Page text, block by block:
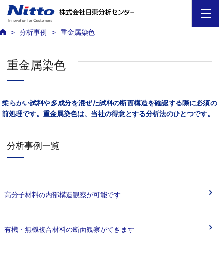
分析事例 重金属染色
重金属染色
柔らかい試料や多成分を混ぜた試料の断面構造を確認する際に必須の
前処理です。重金属染色は、当社の得意とする分析法のひとつです。
分析事例一覧
高分子材料の内部構造観察が可能です
有機・無機複合材料の断面観察ができます